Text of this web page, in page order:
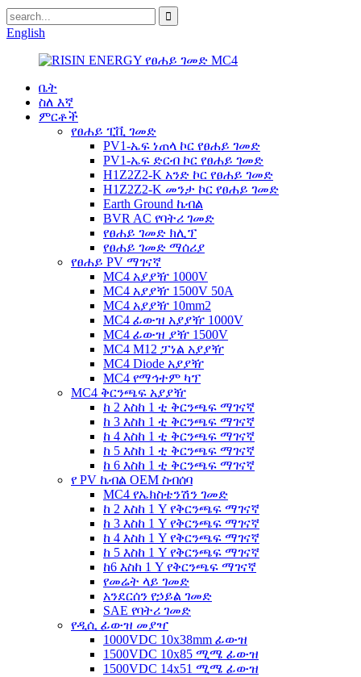
English
ቤት
ስለ እኛ
ምርቶች
የፀሐይ ፒቪ ገመድ
PV1-ኤፍ ነጠላ ኮር የፀሐይ ገመድ
PV1-ኤፍ ድርብ ኮር የፀሐይ ገመድ
H1Z2Z2-K አንድ ኮር የፀሐይ ገመድ
H1Z2Z2-K መንታ ኮር የፀሐይ ገመድ
Earth Ground ኬብል
BVR AC የባትሪ ገመድ
የፀሐይ ገመድ ክሊፕ
የፀሐይ ገመድ ማሰሪያ
የፀሐይ PV ማገናኛ
MC4 አያያዥ 1000V
MC4 አያያዥ 1500V 50A
MC4 አያያዥ 10mm2
MC4 ፊውዝ አያያዥ 1000V
MC4 ፊውዝ ያዥ 1500V
MC4 M12 ፓነል አያያዥ
MC4 Diode አያያዥ
MC4 የማኅተም ካፕ
MC4 ቅርንጫፍ አያያዥ
ከ 2 እስከ 1 ቲ ቅርንጫፍ ማገናኛ
ከ 3 እስከ 1 ቲ ቅርንጫፍ ማገናኛ
ከ 4 እስከ 1 ቲ ቅርንጫፍ ማገናኛ
ከ 5 እስከ 1 ቲ ቅርንጫፍ ማገናኛ
ከ 6 እስከ 1 ቲ ቅርንጫፍ ማገናኛ
የ PV ኬብል OEM ስብሰባ
MC4 የኤክስቴንሽን ገመድ
ከ 2 እስከ 1 Y የቅርንጫፍ ማገናኛ
ከ 3 እስከ 1 Y የቅርንጫፍ ማገናኛ
ከ 4 እስከ 1 Y የቅርንጫፍ ማገናኛ
ከ 5 እስከ 1 Y የቅርንጫፍ ማገናኛ
ከ6 እስከ 1 Y የቅርንጫፍ ማገናኛ
የመሬት ላይ ገመድ
አንደርሰን የኃይል ገመድ
SAE የባትሪ ገመድ
የዲሲ ፊውዝ መያዣ
1000VDC 10x38mm ፊውዝ
1500VDC 10x85 ሚሜ ፊውዝ
1500VDC 14x51 ሚሜ ፊውዝ